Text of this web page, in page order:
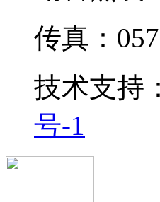
传真：
技术支持：
号-1